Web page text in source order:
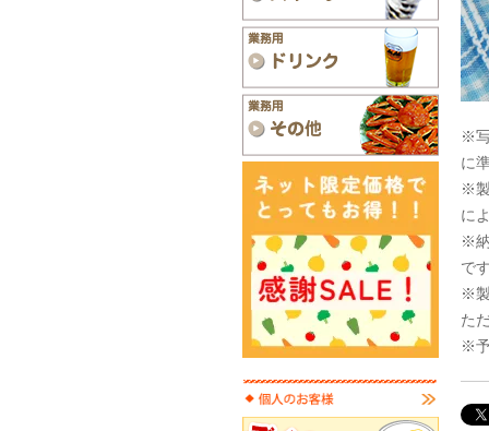
※
に
※
に
※
で
※
た
※